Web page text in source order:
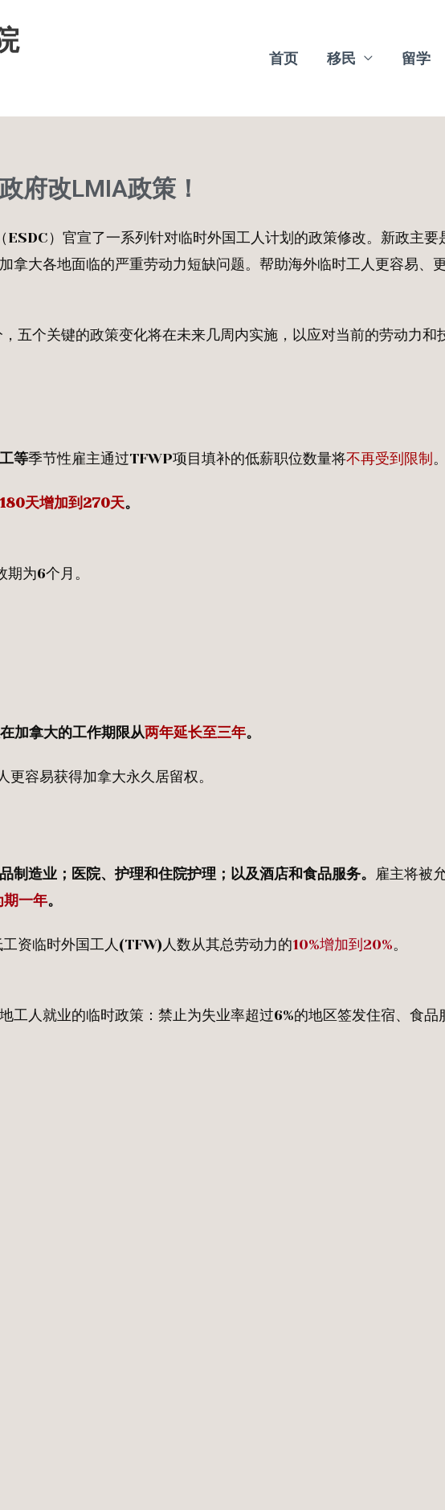
首页 移民 留学
府改LMIA政策！
）官宣了一系列针对临时外国工人计划的政策修改。新政主要
拿大各地面临的严重劳动力短缺问题。帮助海外临时工人更容易、
五个关键的政策变化将在未来几周内实施，以应对当前的劳动力和
等季节性雇主通过TFWP项目填补的低薪职位数量将不再受到限制 。
180天增加到270天。
为6个月。
加拿大的工作期限从两年延长至三年。
容易获得加拿大永久居留权。
制造业；医院、护理和住院护理；以及酒店和食品服务。 雇主将被
期一年。
资临时外国工人(TFW)人数从其总劳动力的10%增加到20%。
工人就业的临时政策：禁止为失业率超过6%的地区签发住宿、食品